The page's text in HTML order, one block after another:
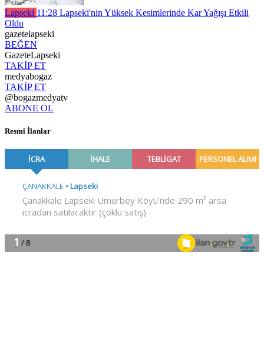
Lapseki 11:28 Lapseki'nin Yüksek Kesimlerinde Kar Yağışı Etkili
Oldu
gazetelapseki
BEĞEN
GazeteLapseki
TAKİP ET
medyabogaz
TAKİP ET
@bogazmedyatv
ABONE OL
Resmî İlanlar